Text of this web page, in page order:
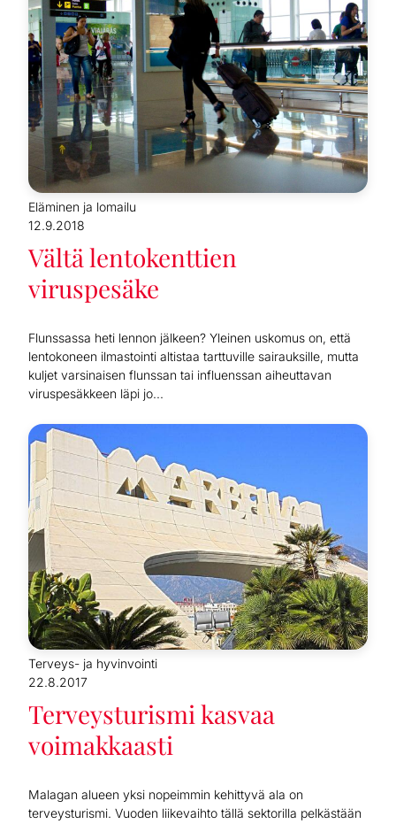
Eläminen ja lomailu
12.9.2018
Vältä lentokenttien
viruspesäke
Flunssassa heti lennon jälkeen? Yleinen uskomus on, että
lentokoneen ilmastointi altistaa tarttuville sairauksille, mutta
kuljet varsinaisen flunssan tai influenssan aiheuttavan
viruspesäkkeen läpi jo...
Terveys- ja hyvinvointi
22.8.2017
Terveysturismi kasvaa
voimakkaasti
Malagan alueen yksi nopeimmin kehittyvä ala on
terveysturismi. Vuoden liikevaihto tällä sektorilla pelkästään